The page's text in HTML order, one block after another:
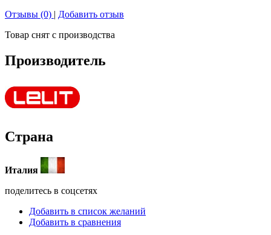
Отзывы (0) | Добавить отзыв
Товар снят с производства
Производитель
Страна
Италия
поделитесь в соцсетях
Добавить в список желаний
Добавить в сравнения